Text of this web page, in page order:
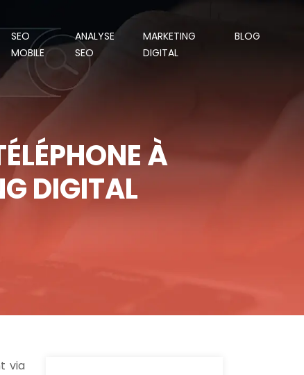
SEO
MOBILE
ANALYSE
SEO
MARKETING
DIGITAL
BLOG
À
DIGITAL
via